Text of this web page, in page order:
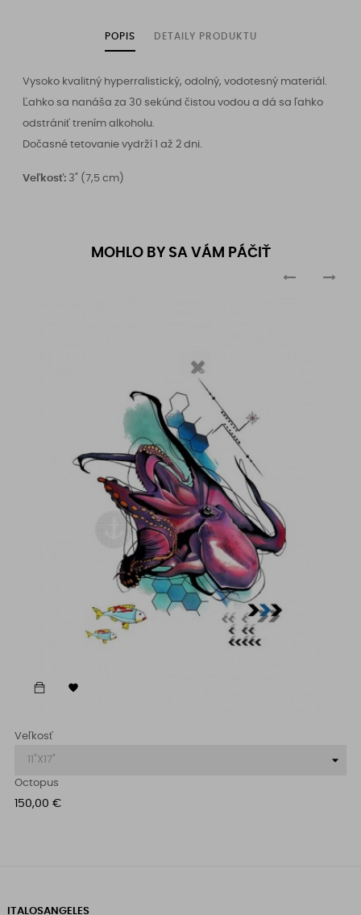
POPIS DETAILY PRODUKTU
Vysoko kvalitný hyperralistický, odolný, vodotesný materiál.
Ľahko sa nanáša za 30 sekúnd čistou vodou a dá sa ľahko
odstrániť trením alkoholu.
Dočasné tetovanie vydrží 1 až 2 dni.
Veľkosť: 3" (7,5 cm)
MOHLO BY SA VÁM PÁČIŤ

Veľkosť
Octopus
Cena
150,00 €
ITALOSANGELES